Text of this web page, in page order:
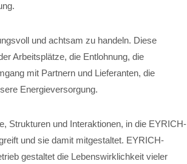
und achtsam zu handeln. Diese
Arbeitsplätze, die Entlohnung, die
mit Partnern und Lieferanten, die
Energieversorgung.
Strukturen und Interaktionen, in die EYRICH-
und sie damit mitgestaltet. EYRICH-
gestaltet die Lebenswirklichkeit vieler